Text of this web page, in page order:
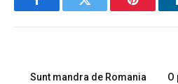
FacebookTwitter Pinterest
Sunt mandra de Romania O